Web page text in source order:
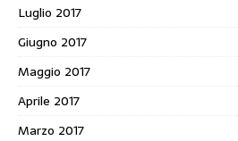
Luglio 2017
Giugno 2017
Maggio 2017
Aprile 2017
Marzo 2017